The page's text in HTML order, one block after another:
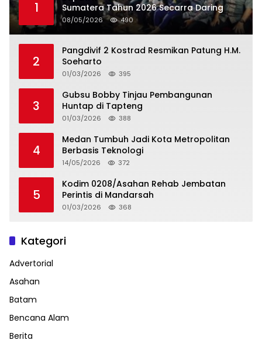
1
Sumatera Tahun 2026 Secarra Daring
08/05/2026 490
2
Pangdivif 2 Kostrad Resmikan Patung H.M.
Soeharto
01/03/2026 395
3
Gubsu Bobby Tinjau Pembangunan
Huntap di Tapteng
01/03/2026 388
4
Medan Tumbuh Jadi Kota Metropolitan
Berbasis Teknologi
14/05/2026 372
5
Kodim 0208/Asahan Rehab Jembatan
Perintis di Mandarsah
01/03/2026 368
Kategori
Advertorial
Asahan
Batam
Bencana Alam
Berita